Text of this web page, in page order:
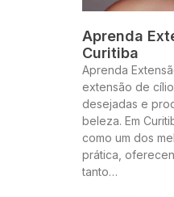
Aprenda
Curitiba
Aprenda
extensão de
desejadas e
beleza. Em
como um dos
prática,
tanto…